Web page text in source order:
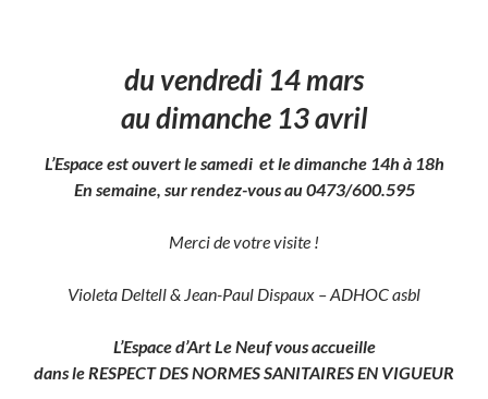
du vendredi 14 mars
au dimanche 13 avril
L’Espace est ouvert le samedi et le dimanche 14h à 18h
En semaine, sur rendez-vous au 0473/600.595
Merci de votre visite !
Violeta Deltell & Jean-Paul Dispaux – ADHOC asbl
L’Espace d’Art Le Neuf vous accueille
dans le RESPECT DES NORMES SANITAIRES EN VIGUEUR